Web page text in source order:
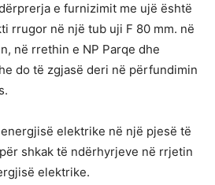
e furnizimit me ujë është
rrugor në një tub uji F 80 mm. në
në rrethin e NP Parqe dhe
do të zgjasë deri në përfundimin
elektrike në një pjesë të
shkak të ndërhyrjeve në rrjetin
elektrike.